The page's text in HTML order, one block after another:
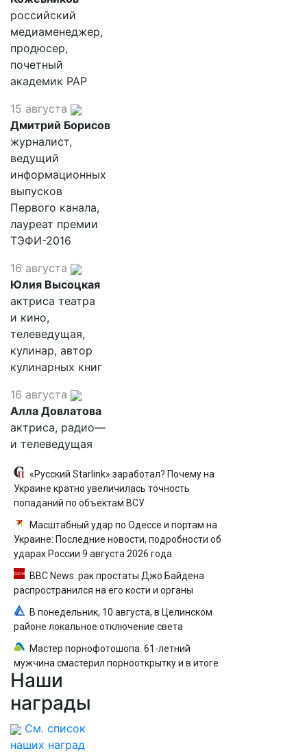
российский
медиаменеджер,
продюсер,
почетный
академик РАР
15 августа
Дмитрий Борисов
журналист,
ведущий
информационных
выпусков
Первого канала,
лауреат премии
ТЭФИ-2016
16 августа
Юлия Высоцкая
актриса театра
и кино,
телеведущая,
кулинар, автор
кулинарных книг
16 августа
Алла Довлатова
актриса, радио—
и телеведущая
«Русский Starlink» заработал? Почему на
Украине кратно увеличилась точность
попаданий по объектам ВСУ
Масштабный удар по Одессе и портам на
Украине: Последние новости, подробности об
ударах России 9 августа 2026 года
BBC News: рак простаты Джо Байдена
распространился на его кости и органы
В понедельник, 10 августа, в Целинском
районе локальное отключение света
Мастер порнофотошопа. 61-летний
мужчина смастерил порнооткрытку и в итоге
пойдёт под суд
Наши
награды
См. список
наших наград